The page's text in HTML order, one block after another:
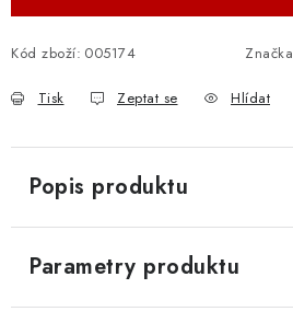
Kód zboží: 005174
Tisk Zeptat se Hlídat
Popis produktu
Parametry produktu